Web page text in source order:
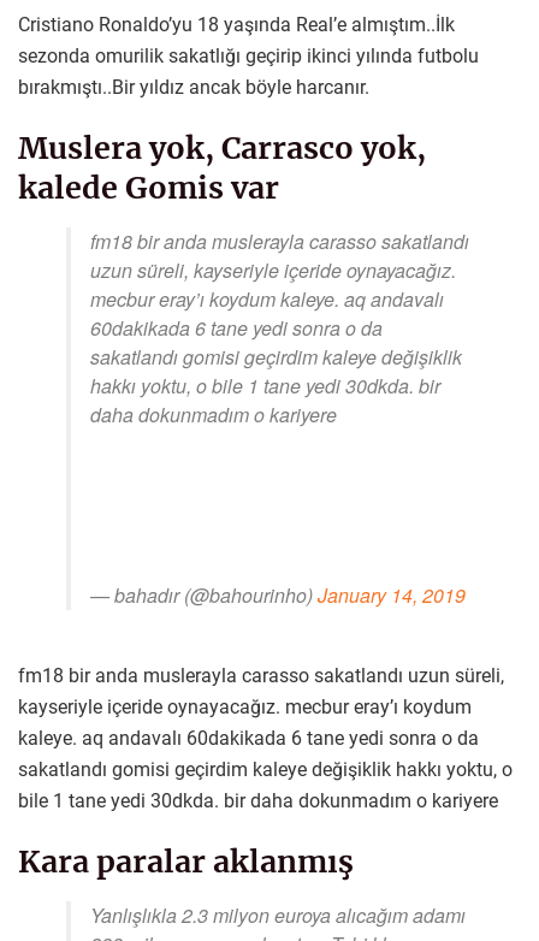
Cristiano Ronaldo’yu 18 yaşında Real’e almıştım..İlk
sezonda omurilik sakatlığı geçirip ikinci yılında futbolu
bırakmıştı..Bir yıldız ancak böyle harcanır.
Muslera yok, Carrasco yok,
kalede Gomis var
fm18 bir anda muslerayla carasso sakatlandı
uzun süreli, kayseriyle içeride oynayacağız.
mecbur eray’ı koydum kaleye. aq andavalı
60dakikada 6 tane yedi sonra o da
sakatlandı gomisi geçirdim kaleye değişiklik
hakkı yoktu, o bile 1 tane yedi 30dkda. bir
daha dokunmadım o kariyere
— bahadır (@bahourinho)January 14, 2019
fm18 bir anda muslerayla carasso sakatlandı uzun süreli,
kayseriyle içeride oynayacağız. mecbur eray’ı koydum
kaleye. aq andavalı 60dakikada 6 tane yedi sonra o da
sakatlandı gomisi geçirdim kaleye değişiklik hakkı yoktu, o
bile 1 tane yedi 30dkda. bir daha dokunmadım o kariyere
Kara paralar aklanmış
Yanlışlıkla 2.3 milyon euroya alıcağım adamı